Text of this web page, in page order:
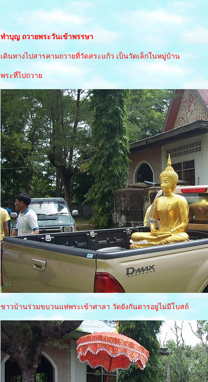
ทำบุญ ถวายพระวันเข้าพรรษา
เดินทางไปสารคามถวายที่วัดสระแก้ว เป็นวัดเล็กในหมู่บ้าน
พระที่ไปถวา
ชาวบ้านร่วมขบวนแห่พระเข้าศาลา วัดยังกันดารอยู่ไม่มีโบสถ์